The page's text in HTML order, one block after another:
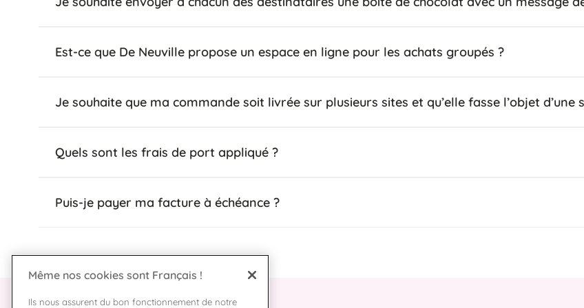
Est-ce que De Neuville propose un espace en ligne pour les achats groupés ?
Je souhaite que ma commande soit livrée sur plusieurs sites et qu’elle fasse l’objet d’une
Quels sont les frais de port appliqué ?
Puis-je payer ma facture à échéance ?
Même nos cookies sont Français !
Ils nous assurent du bon fonctionnement de notre